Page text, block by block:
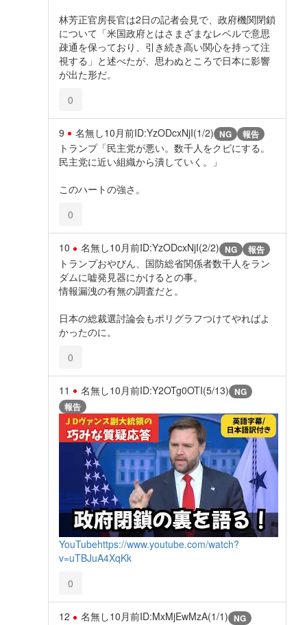
林芳正官房長官は2日の記者会見で、政府機関閉鎖
について「米国政府とはさまざまなレベルで意思
疎通を保っており、引き続き高い関心を持って注
視する」と述べたが、思わぬところで日本に影響
が出た形だ。
0
9 名無し10月前ID:YzODcxNjI(1/2) NG 報告
トランプ「民主党が悪い。数千人をクビにする。
民主党に近い組織から潰していく。」
このハートの強さ。
0
10 名無し10月前ID:YzODcxNjI(2/2) NG 報告
トランプおやびん、国防総省関係者数千人をラン
ダムに嘘発見器にかけるとの事。
情報漏洩の有無の調査だと。
日本の総裁選討論会もポリグラフつけてやればよ
かったのに。
0
11 名無し10月前ID:Y2OTg0OTI(5/13) NG
報告
YouTubehttps://www.youtube.com/watch?
v=uTBJuA4XqKk
0
12 名無し10月前ID:MxMjEwMzA(1/1) NG